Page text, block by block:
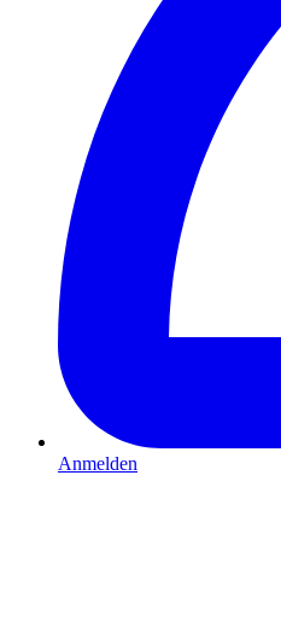
Anmelden